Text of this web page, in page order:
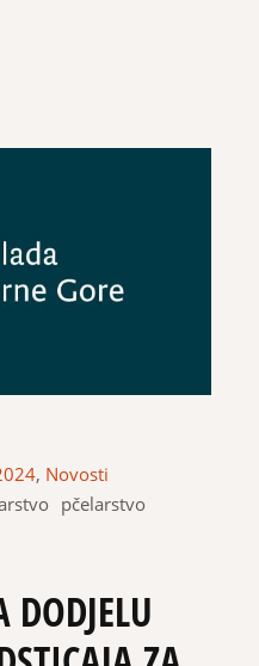
, Novosti
pčelarstvo